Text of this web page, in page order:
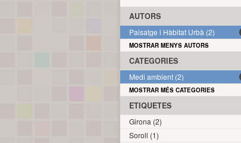
AUTORS
Paisatge i Hàbitat Urbà (2)
MOSTRAR MENYS AUTORS
CATEGORIES
Medi ambient (2)
MOSTRAR MÉS CATEGORIES
ETIQUETES
Girona (2)
Soroll (1)